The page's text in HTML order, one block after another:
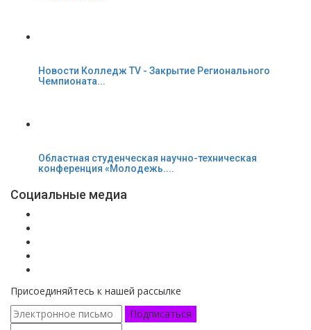
Новости Колледж TV - Закрытие Регионального
Чемпионата...
Областная студенческая научно-техническая
конференция «Молодежь....
Социальные медиа
Присоединяйтесь к нашей рассылке
Подписаться